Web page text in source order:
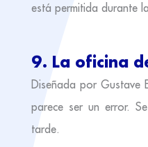
está permitida durante
9. La oficina
Diseñada por Gustave
parece ser un error.
tarde.